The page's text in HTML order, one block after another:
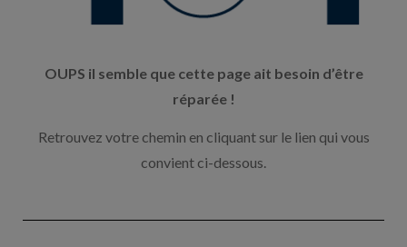
OUPS il semble que cette page ait besoin d’être
réparée !
Retrouvez votre chemin en cliquant sur le lien qui vous
convient ci-dessous.